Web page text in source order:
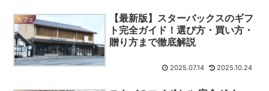
カフェ
【最新版】スターバックスのギフ
ト完全ガイド！選び方・買い方・
贈り方まで徹底解説
2025.07.14 2025.10.24